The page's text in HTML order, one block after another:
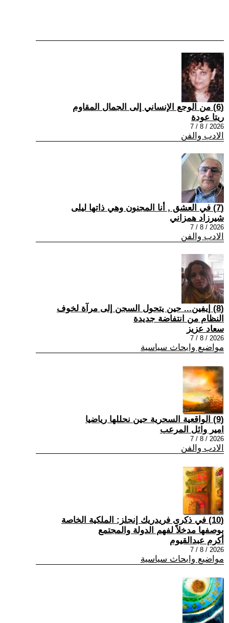
(6) من الوجع الإنساني إلى الجمال المقاوم
ريتا عودة
2026 / 8 / 7
الادب والفن
(7) في العشق , أنا المجنون وهي ذاتها ليلى
شيرزاد همزاني
2026 / 8 / 7
الادب والفن
(8) إيفين... حين يتحول السجن إلى مرآة لخوف
النظام من انتفاضة جديدة
سعاد عزيز
2026 / 8 / 7
مواضيع وابحاث سياسية
(9) الواقعية السحرية حين نحللها رياضيا
امير وائل المرعب
2026 / 8 / 7
الادب والفن
(10) في ذكرى فريدريك إنجلز: الملكية الخاصة
بوصفها مدخلاً لفهم الدولة والمجتمع
أكرم عبدالقيوم
2026 / 8 / 7
مواضيع وابحاث سياسية